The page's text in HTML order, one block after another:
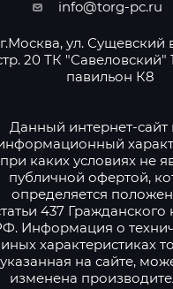
info@torg-pc.ru
г.Москва, ул. Сущевский
20 ТК "Савеловский"
павильон К8
Данный интернет-сайт
при каких условиях не
публичной офертой,
определяется
437 Гражданского
Информация о
иных характеристиках
указанная на сайте,
изменена